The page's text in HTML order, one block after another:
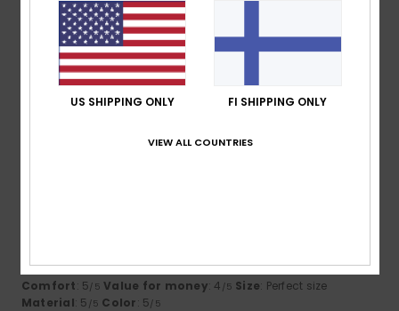
Too small Too large
Color
Great idea and execution
Comfort: 5/5 Value for money: 4 /5 Size: Perfect size
Material: 5 /5 Color: 5/5
US SHIPPING ONLY FI SHIPPING ONLY
VIEW ALL COUNTRIES